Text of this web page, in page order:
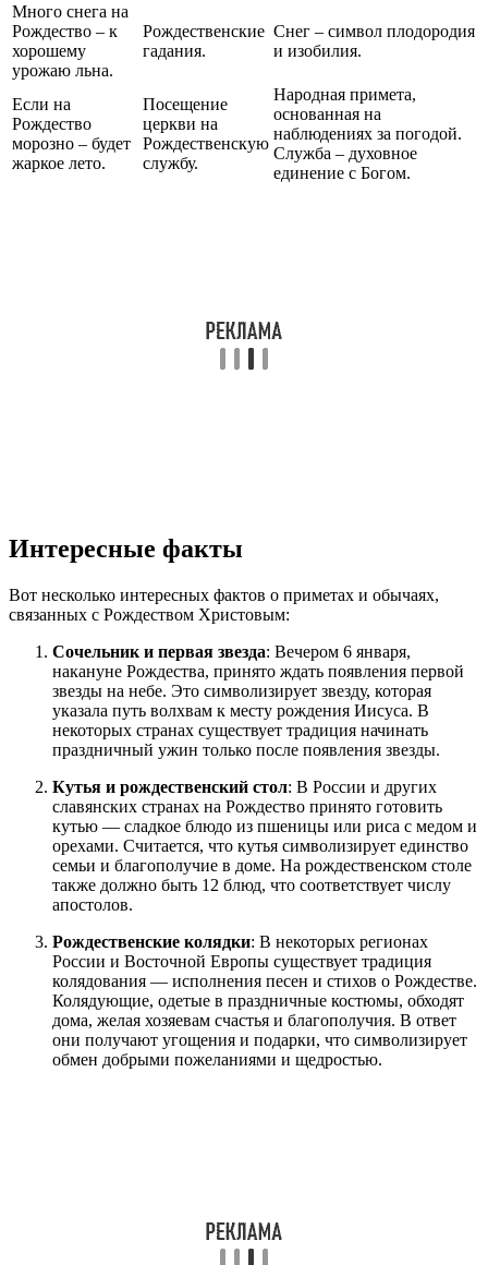
Много снега на
Рождество – к
хорошему
урожаю льна.
Рождественские
гадания.
Снег – символ плодородия
и изобилия.
Если на
Рождество
морозно – будет
жаркое лето.
Посещение
церкви на
Рождественскую
службу.
Народная примета,
основанная на
наблюдениях за погодой.
Служба – духовное
единение с Богом.
Интересные факты
Вот несколько интересных фактов о приметах и обычаях,
связанных с Рождеством Христовым:
Сочельник и первая звезда: Вечером 6 января,
накануне Рождества, принято ждать появления первой
звезды на небе. Это символизирует звезду, которая
указала путь волхвам к месту рождения Иисуса. В
некоторых странах существует традиция начинать
праздничный ужин только после появления звезды.
Кутья и рождественский стол: В России и других
славянских странах на Рождество принято готовить
кутью — сладкое блюдо из пшеницы или риса с медом и
орехами. Считается, что кутья символизирует единство
семьи и благополучие в доме. На рождественском столе
также должно быть 12 блюд, что соответствует числу
апостолов.
Рождественские колядки: В некоторых регионах
России и Восточной Европы существует традиция
колядования — исполнения песен и стихов о Рождестве.
Колядующие, одетые в праздничные костюмы, обходят
дома, желая хозяевам счастья и благополучия. В ответ
они получают угощения и подарки, что символизирует
обмен добрыми пожеланиями и щедростью.